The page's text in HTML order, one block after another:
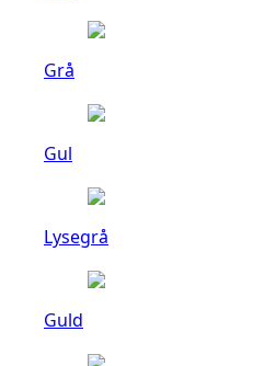
Grå
Gul
Lysegrå
Guld